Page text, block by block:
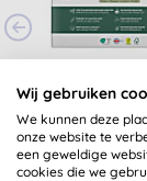
(11-25 kg)
€ 86,40
Wij gebruiken
We kunnen deze
onze website te
een geweldige
cookies die we